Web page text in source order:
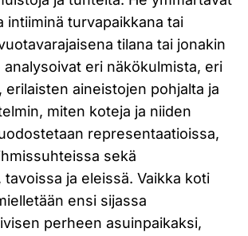
intiiminä turvapaikkana tai
tilana tai jonakin
analysoivat eri näkökulmista, eri
aineistojen pohjalta ja
miten koteja ja niiden
representaatioissa,
sekä
ja eleissä. Vaikka koti
ensi sijassa
perheen asuinpaikaksi,